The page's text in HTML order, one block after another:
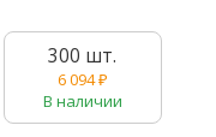
300 шт.
6 094₽
В наличии